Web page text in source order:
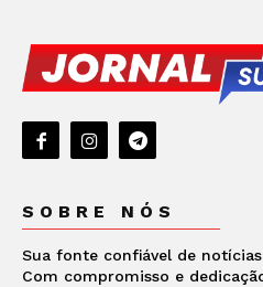
SOBRE NÓS
Sua fonte confiável de
Com compromisso e